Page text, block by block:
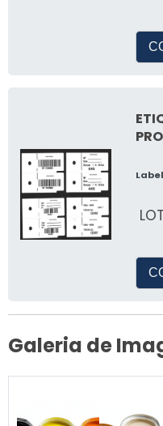
Galeria de